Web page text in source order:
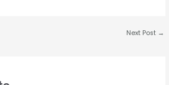
Next Post →